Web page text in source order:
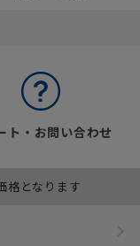
ト・お問い合わせ
格となります